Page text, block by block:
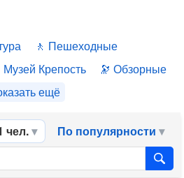
Пешеходные
Музей Крепость
Обзорные
ещё
чел. По популярности